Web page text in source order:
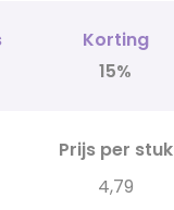
Korting
15%
Prijs per stuk
4,79